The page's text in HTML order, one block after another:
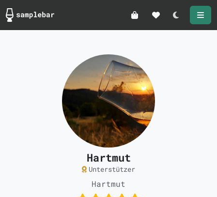
Darkmode
Hartmut
Unterstützer
Hartmut